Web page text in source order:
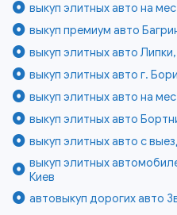
выкуп элитных авто на
выкуп премиум авто
выкуп элитных авто
выкуп элитных авто г.
выкуп элитных авто на
выкуп элитных авто
выкуп элитных авто с
выкуп элитных
Киев
автовыкуп дорогих авто